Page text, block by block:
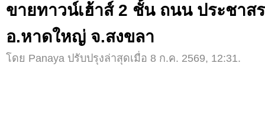
ขายทาวน์เฮ้าส์ 2 ชั้น ถนน ประชาส
อ.หาดใหญ่ จ.สงขลา
โดย Panaya ปรับปรุงล่าสุดเมื่อ 8 ก.ค. 2569, 12:31.